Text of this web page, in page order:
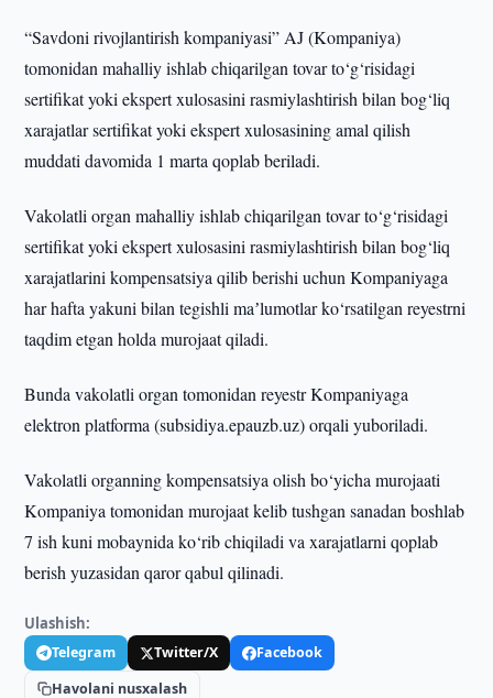
“Savdoni rivojlantirish kompaniyasi” AJ (Kompaniya)
tomonidan mahalliy ishlab chiqarilgan tovar to‘g‘risidagi
sertifikat yoki ekspert xulosasini rasmiylashtirish bilan bog‘liq
xarajatlar sertifikat yoki ekspert xulosasining amal qilish
muddati davomida 1 marta qoplab beriladi.
Vakolatli organ mahalliy ishlab chiqarilgan tovar to‘g‘risidagi
sertifikat yoki ekspert xulosasini rasmiylashtirish bilan bog‘liq
xarajatlarini kompensatsiya qilib berishi uchun Kompaniyaga
har hafta yakuni bilan tegishli maʼlumotlar ko‘rsatilgan reyestrni
taqdim etgan holda murojaat qiladi.
Bunda vakolatli organ tomonidan reyestr Kompaniyaga
elektron platforma (subsidiya.epauzb.uz) orqali yuboriladi.
Vakolatli organning kompensatsiya olish bo‘yicha murojaati
Kompaniya tomonidan murojaat kelib tushgan sanadan boshlab
7 ish kuni mobaynida ko‘rib chiqiladi va xarajatlarni qoplab
berish yuzasidan qaror qabul qilinadi.
Ulashish:
Telegram Twitter/X
Facebook
Havolani nusxalash